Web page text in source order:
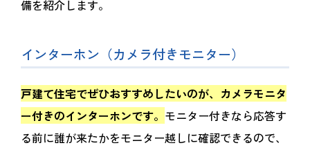
備を紹介します。
インターホン（カメラ付きモニター）
戸建て住宅でぜひおすすめしたいのが、カメラモニタ
ー付きのインターホンです。 モニター付きなら応答す
る前に誰が来たかをモニター越しに確認できるので、